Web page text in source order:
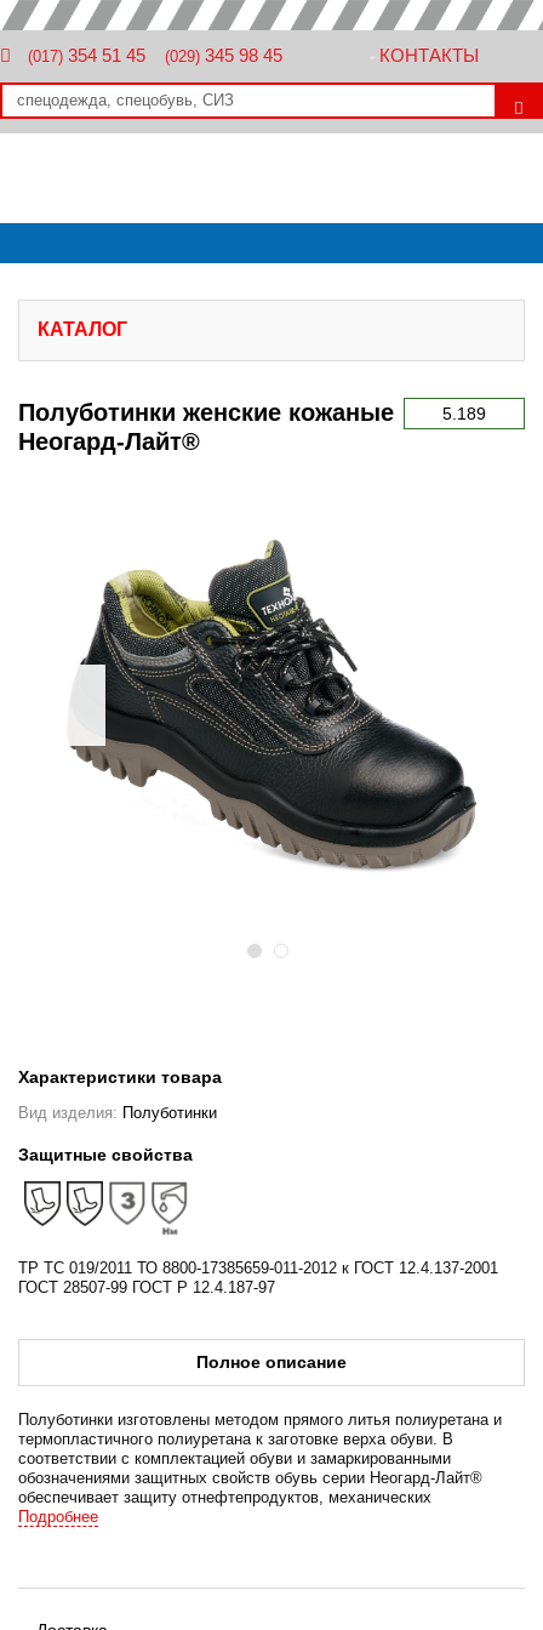
(017) 354 51 45 (029) 345 98 45 - КОНТАКТЫ
КАТАЛОГ
Полуботинки женские кожаные
Неогард-Лайт®
5.189
Предыдущий
Характеристики товара
Вид изделия: Полуботинки
Защитные свойства
ТР ТС 019/2011 ТО 8800-17385659-011-2012 к ГОСТ 12.4.137-2001
ГОСТ 28507-99 ГОСТ Р 12.4.187-97
Полное описание
Полуботинки изготовлены методом прямого литья полиуретана и
термопластичного полиуретана к заготовке верха обуви. В
соответствии с комплектацией обуви и замаркированными
обозначениями защитных свойств обувь серии Неогард-Лайт®
обеспечивает защиту отнефтепродуктов, механических
воздействий, от скольжения по мокрым изажиренным
Подробнее